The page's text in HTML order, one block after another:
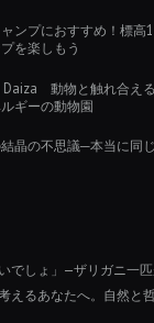
ンプにおすすめ！標高
を楽しもう
Daiza 動物と触れ合え
ギーの動物園
晶の不思議─本当に同
でしょ」—ザリガニ一
えるあなたへ。自然と